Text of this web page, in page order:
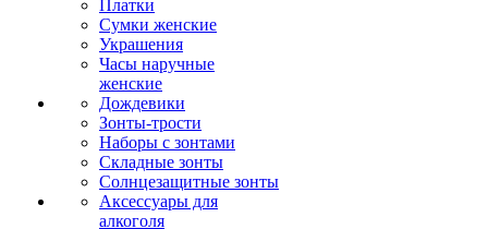
Платки
Сумки женские
Украшения
Часы наручные
женские
Дождевики
Зонты-трости
Наборы с зонтами
Складные зонты
Солнцезащитные зонты
Аксессуары для
алкоголя